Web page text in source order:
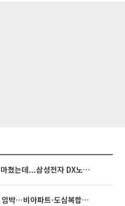
3445억 자사주 지급 마쳤는데...삼성전자 DX노조, 뒤늦은 '떼쓰기 집회'
영끌 '주택공급' 대책 임박⋯비아파트·도심복합까지 총동원